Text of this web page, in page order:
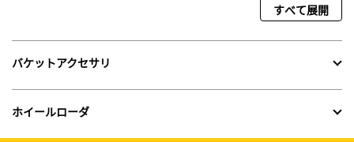
すべて展開
バケットアクセサリ
ホイールローダ